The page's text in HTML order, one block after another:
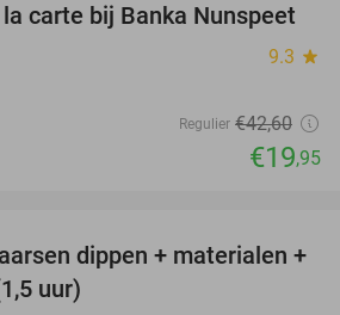
53%
carte bij Banka Nunspeet
9.3 star
Regulier €42,60
€19,95
50%
dippen + materialen +
uur)